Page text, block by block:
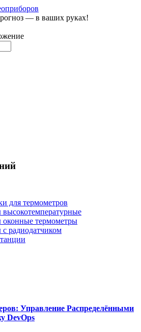
— в ваших руках!
для термометров
оконные термометры
радиодатчиком
Управление Распределёнными
DevOps